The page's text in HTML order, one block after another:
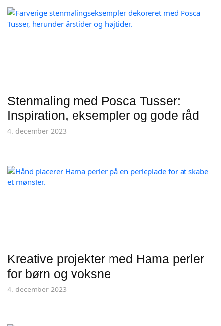
Stenmaling med Posca Tusser:
Inspiration, eksempler og gode råd
4. december 2023
Kreative projekter med Hama perler
for børn og voksne
4. december 2023